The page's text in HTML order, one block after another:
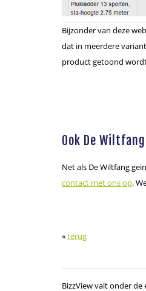
Bijzonder van deze
dat in meerdere
product getoond
Ook De
Net als De Wiltfang
contact met ons op.
«terug
BizzView valt onder